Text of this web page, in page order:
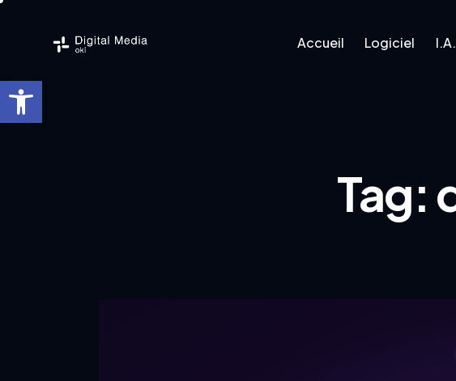
Ouvrir la barre d’outils
Accueil Logiciel I.A.
Tag: